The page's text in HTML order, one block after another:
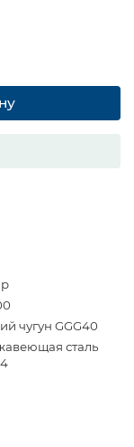
чугун GGG40
сталь